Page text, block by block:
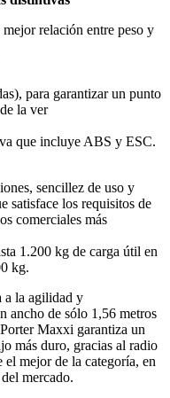
relación entre peso y
para garantizar un punto
la ver
que incluye ABS y ESC.
sencillez de uso y
satisface los requisitos de
comerciales más
1.200 kg de carga útil en
kg.
a la agilidad y
ancho de sólo 1,56 metros
Maxxi garantiza un
más duro, gracias al radio
mejor de la categoría, en
mercado.